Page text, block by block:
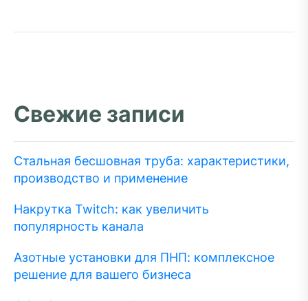
Свежие записи
Стальная бесшовная труба: характеристики,
производство и применение
Накрутка Twitch: как увеличить
популярность канала
Азотные установки для ПНП: комплексное
решение для вашего бизнеса